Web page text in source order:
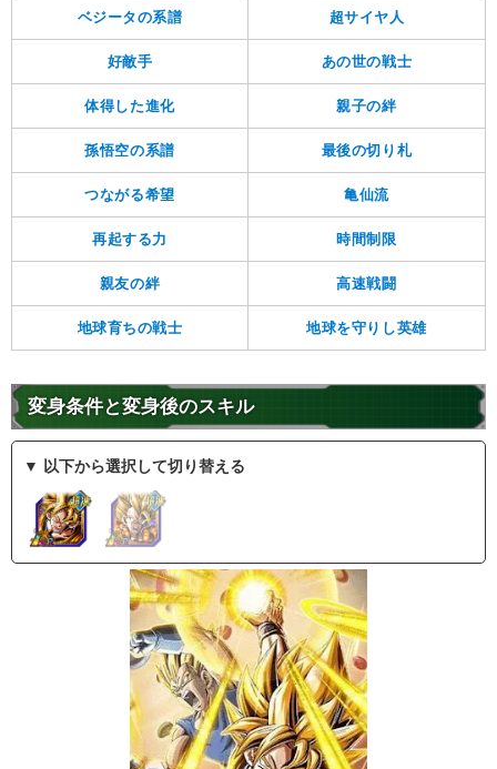
ベジータの系譜 超サイヤ人
好敵手 あの世の戦士
体得した進化 親子の絆
孫悟空の系譜 最後の切り札
つながる希望 亀仙流
再起する力 時間制限
親友の絆 高速戦闘
地球育ちの戦士 地球を守りし英雄
変身条件と変身後のスキル
▼ 以下から選択して切り替える